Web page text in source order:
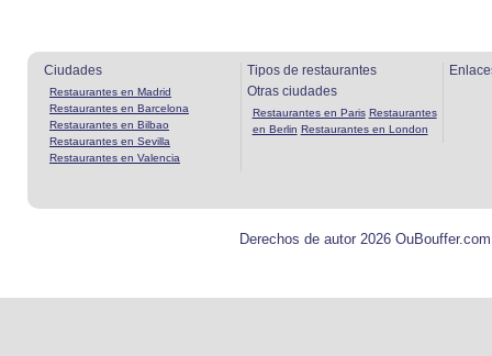
Ciudades
Restaurantes en Madrid
Restaurantes en Barcelona
Restaurantes en Bilbao
Restaurantes en Sevilla
Restaurantes en Valencia
Tipos de restaurantes
Otras ciudades
Restaurantes en Paris Restaurantes
en Berlin Restaurantes en London
Derechos de autor 2026